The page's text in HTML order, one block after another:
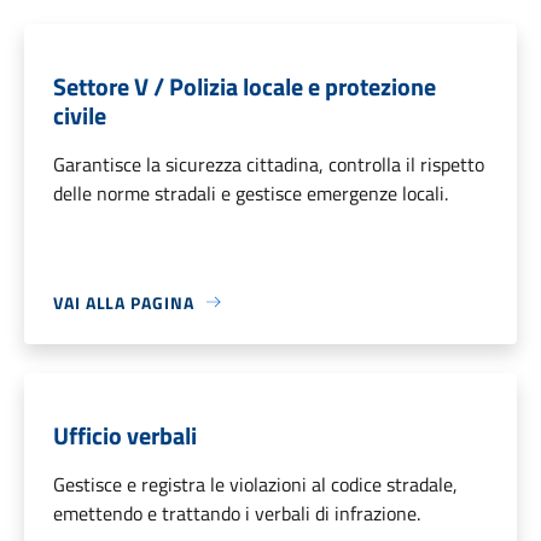
Settore V / Polizia locale e protezione
civile
Garantisce la sicurezza cittadina, controlla il rispetto
delle norme stradali e gestisce emergenze locali.
VAI ALLA PAGINA
Ufficio verbali
Gestisce e registra le violazioni al codice stradale,
emettendo e trattando i verbali di infrazione.